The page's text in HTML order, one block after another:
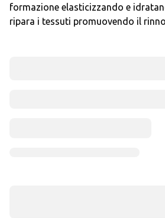
formazione elasticizzando e
ripara i tessuti promuovendo il